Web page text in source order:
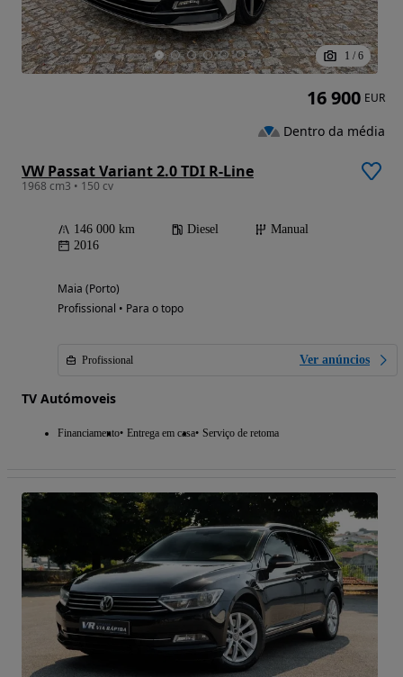
1 / 6
VW Passat Variant 2.0 TDI R-Line
1968 cm3 • 150 cv
146 000 km Diesel
Manual
2016
Maia (Porto)
Profissional • Para o topo
Profissional Ver anúncios
TV Autómoveis
Financiamento Entrega em casa Serviço de retoma
16 900 EUR
Dentro da média